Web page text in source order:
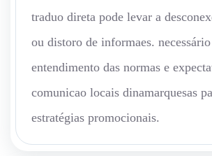
traduo direta pode levar a
ou distoro de informaes.
entendimento das normas e
comunicao locais dinamarquesas
estratégias promocionais.